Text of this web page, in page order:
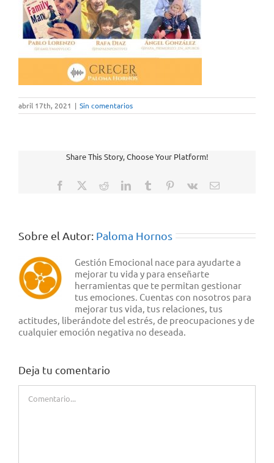
abril 17th, 2021 | Sin comentarios
Share This Story, Choose Your Platform!
Facebook RedditLinkedInTumblr Pinterest
Vk
Correo
Sobre el Autor: Paloma Hornos
Gestión Emocional nace para ayudarte a
mejorar tu vida y para enseñarte
herramientas que te permitan gestionar
tus emociones. Cuentas con nosotros para
mejorar tus vida, tus relaciones, tus
actitudes, liberándote del estrés, de preocupaciones y de
cualquier emoción negativa no deseada.
Deja tu comentario